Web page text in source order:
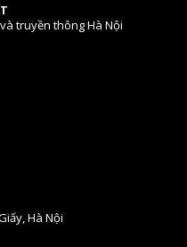
truyền thông Hà Nội
Hà Nội